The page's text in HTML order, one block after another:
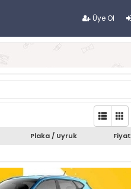
Üye Ol
Plaka / Uyruk Fiyat